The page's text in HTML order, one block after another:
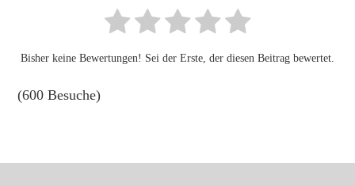
Bisher keine Bewertungen! Sei der Erste, der diesen Beitrag bewertet.
(600 Besuche)